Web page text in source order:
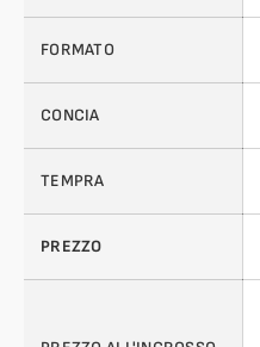
FORMATO
CONCIA
TEMPRA
PREZZO